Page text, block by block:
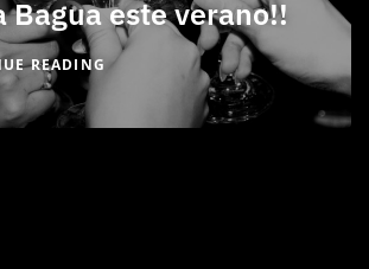
Bagua este verano!!
READING